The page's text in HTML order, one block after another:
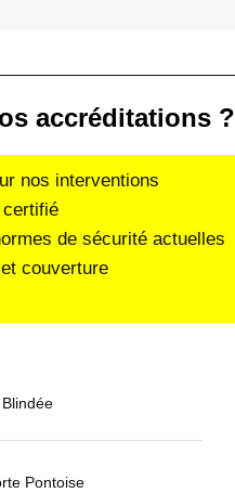
accréditations ?
nos interventions
certifié
de sécurité actuelles
couverture
Pontoise